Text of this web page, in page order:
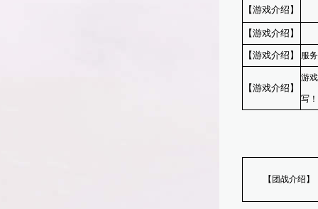
【游戏介绍】
【游戏介绍】
【游戏介绍】 服
【游戏介绍】
游
写！
【团战介绍】